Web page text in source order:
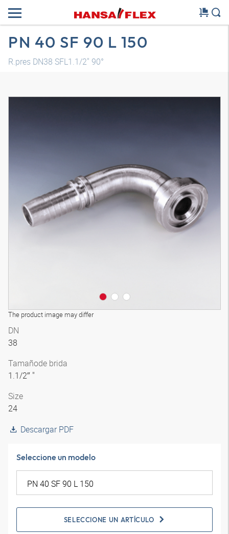
PN 40 SF 90 L 150
R.pres DN38 SFL1.1/2" 90°
The product image may differ
Modelo 3D
DN
38
Tamañode brida
1.1/2″ "
Size
24
Descargar PDF
Seleccione un modelo
SELECCIONE UN ARTÍCULO